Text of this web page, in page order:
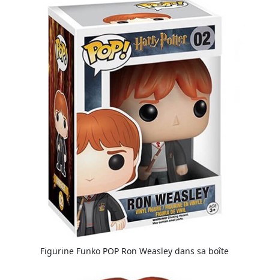
Figurine Funko POP Ron Weasley dans sa boîte